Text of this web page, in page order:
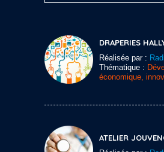
DRAPERIES
Réalisée par :
Thématique :
économique,
ATELIER